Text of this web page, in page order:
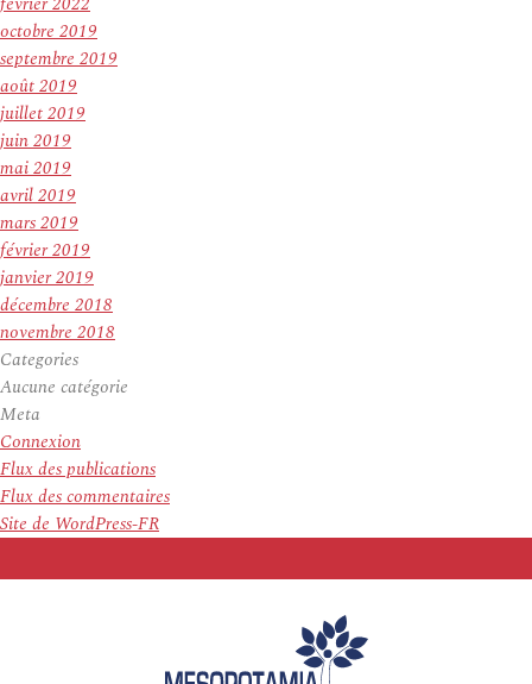
octobre 2019
septembre 2019
août 2019
juillet 2019
juin 2019
mai 2019
avril 2019
mars 2019
février 2019
janvier 2019
décembre 2018
novembre 2018
Categories
Aucune catégorie
Meta
Connexion
Flux des publications
Flux des commentaires
Site de WordPress-FR